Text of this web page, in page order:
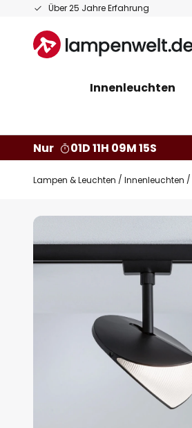
Über 25 Jahre Erfahrung
Zum
springen
Innenleuchten
Nur
01D 11H 09M 14S
Lampen & Leuchten Innenleuchten
Zum
Ende
der